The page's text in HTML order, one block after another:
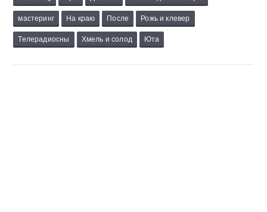
мастеринг На краю После Рожь и клевер
Телерадиосны Хмель и солод Юта